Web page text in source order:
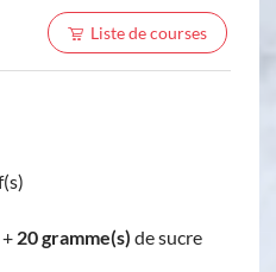
Liste de courses
+ 20 gramme(s) de sucre